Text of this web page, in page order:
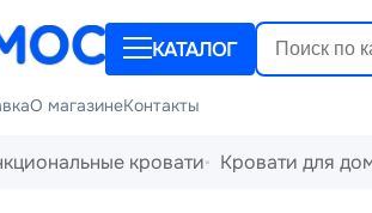
КАТАЛОГ
О магазинеКонтакты
кровати Кровати для